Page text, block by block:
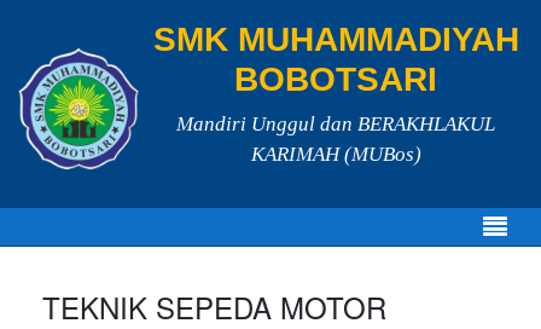
SMK MUHAMMADIYAH
BOBOTSARI
Mandiri Unggul dan BERAKHLAKUL
KARIMAH (MUBos)
TEKNIK SEPEDA MOTOR